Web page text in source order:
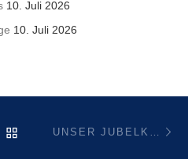
10. Juli 2026
10. Juli 2026
ZURÜCK ZUR